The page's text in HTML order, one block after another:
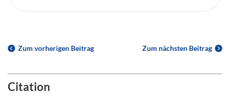
Zum vorherigen Beitrag Zum nächsten Beitrag
Citation